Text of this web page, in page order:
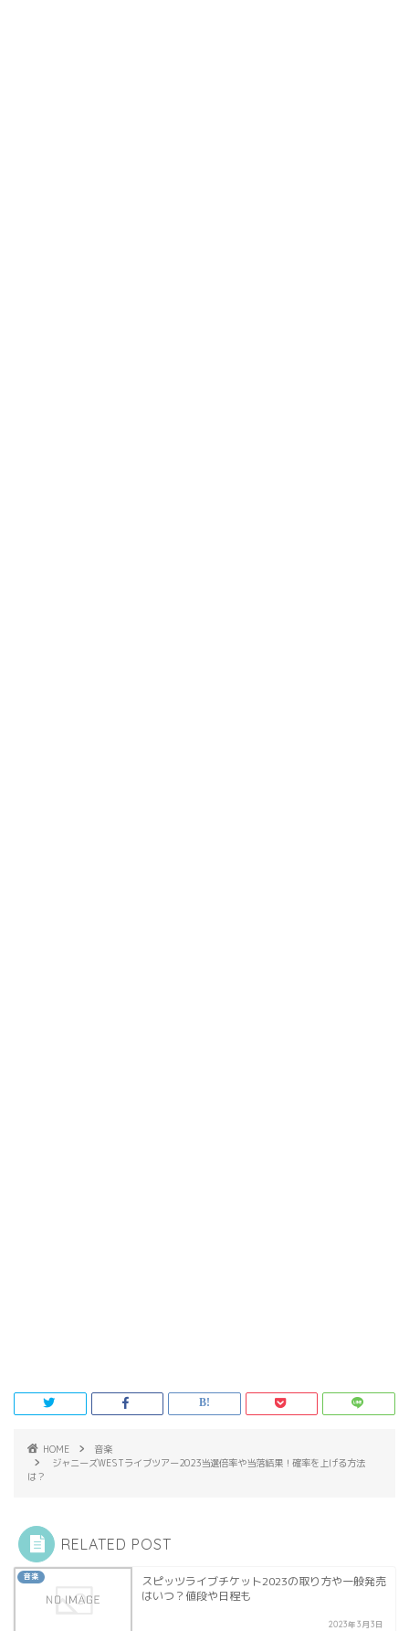
HOME
音楽
ジャニーズWESTライブツアー2023当選倍率や当落結果！確率を上げる方法
は？
RELATED POST
音楽
スピッツライブチケット2023の取り方や一般発売
はいつ？値段や日程も
2023年3月3日